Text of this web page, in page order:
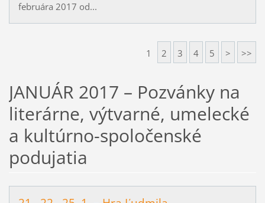
februára 2017 od...
1 2 3 4 5 > >>
JANUÁR 2017 – Pozvánky na
literárne, výtvarné, umelecké
a kultúrno-spoločenské
podujatia